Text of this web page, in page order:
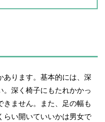
あります。基本的には、深
。深く椅子にもたれかかっ
ません。また、足の幅も
らい開いていいかは男女で